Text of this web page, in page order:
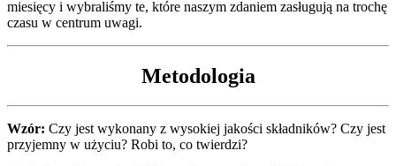
miesięcy i wybraliśmy te, które naszym zdaniem zasługują na trochę
czasu w centrum uwagi.
Metodologia
Wzór: Czy jest wykonany z wysokiej jakości składników? Czy jest
przyjemny w użyciu? Robi to, co twierdzi?